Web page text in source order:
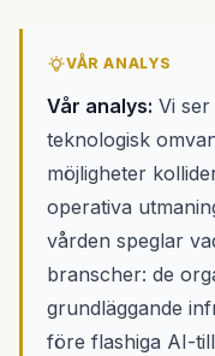
VÅR ANALYS
Vår analys: Vi
teknologisk
möjligheter
operativa
vården speglar
branscher: de
grundläggande
före flashiga AI-